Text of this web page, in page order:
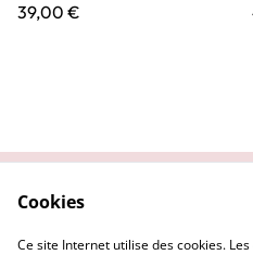
39,00 €
Politique de
Cookies
Ce site Internet utilise des cookies.